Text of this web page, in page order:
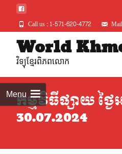
Call us : 1-571-620-4772
World
វិទ្យុខ្មែរពិភពលោក
Menuកម្មវិធីផ្សាយ ថ្ងៃអ
30.07.2024